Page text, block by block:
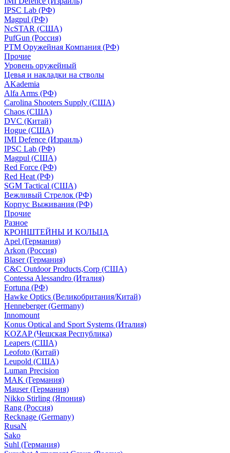
IPSC Lab (РФ)
Magpul (РФ)
NcSTAR (США)
PufGun (Россия)
РТМ Оружейная Компания (РФ)
Прочие
Уровень оружейный
Цевья и накладки на стволы
AKademia
Alfa Arms (РФ)
Carolina Shooters Supply (США)
Chaos (США)
DVC (Китай)
Hogue (США)
IMI Defence (Израиль)
IPSC Lab (РФ)
Magpul (США)
Red Force (РФ)
Red Heat (РФ)
SGM Tactical (США)
Вежливый Стрелок (РФ)
Корпус Выживания (РФ)
Прочие
Разное
КРОНШТЕЙНЫ И КОЛЬЦА
Apel (Германия)
Arkon (Россия)
Blaser (Германия)
C&C Outdoor Products,Corp (США)
Contessa Alessandro (Италия)
Fortuna (РФ)
Hawke Optics (Великобритания/Китай)
Henneberger (Germany)
Innomount
Konus Optical and Sport Systems (Италия)
KOZAP (Чешская Республика)
Leapers (США)
Leofoto (Китай)
Leupold (США)
Luman Precision
MAK (Германия)
Mauser (Германия)
Nikko Stirling (Япония)
Rang (Россия)
Recknage (Germany)
RusaN
Sako
Suhl (Германия)